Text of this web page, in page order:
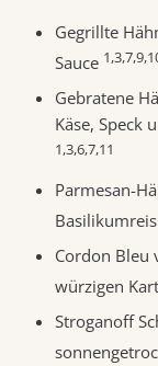
Gegrillte
Sauce
Gebratene
Käse, Speck
1,3,6,7,11
Parmesan-
Basilikumreis
Cordon Bleu
würzigen
Stroganoff